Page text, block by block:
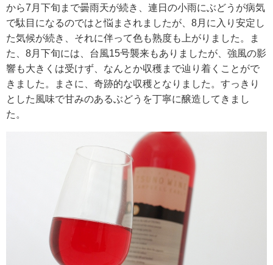
DATA
会社概要
から7月下旬まで曇雨天が続き、連日の小雨にぶどうが病気
で駄目になるのではと悩まされましたが、8月に入り安定し
た気候が続き、それに伴って色も熟度も上がりました。ま
た、8月下旬には、台風15号襲来もありましたが、強風の影
響も大きくは受けず、なんとか収穫まで辿り着くことがで
きました。まさに、奇跡的な収穫となりました。すっきり
とした風味で甘みのあるぶどうを丁寧に醸造してきまし
た。